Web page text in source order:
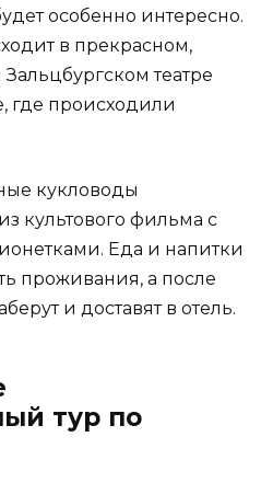
особенно интересно.
в прекрасном,
театре
где происходили
кукловоды
культового фильма с
Еда и напитки
проживания, а после
и доставят в отель.
тур по